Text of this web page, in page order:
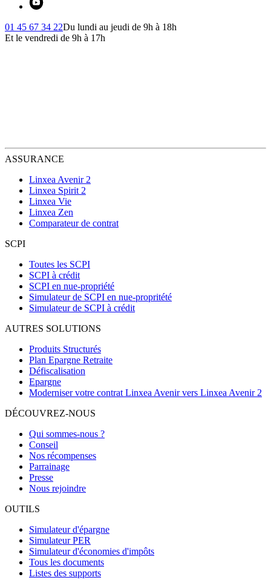
01 45 67 34 22Du lundi au jeudi de 9h à 18h
Et le vendredi de 9h à 17h
ASSURANCE
Linxea Avenir 2
Linxea Spirit 2
Linxea Vie
Linxea Zen
Comparateur de contrat
SCPI
Toutes les SCPI
SCPI à crédit
SCPI en nue-propriété
Simulateur de SCPI en nue-propritété
Simulateur de SCPI à crédit
AUTRES SOLUTIONS
Produits Structurés
Plan Epargne Retraite
Défiscalisation
Epargne
Moderniser votre contrat Linxea Avenir vers Linxea Avenir 2
DÉCOUVREZ-NOUS
Qui sommes-nous ?
Conseil
Nos récompenses
Parrainage
Presse
Nous rejoindre
OUTILS
Simulateur d'épargne
Simulateur PER
Simulateur d'économies d'impôts
Tous les documents
Listes des supports